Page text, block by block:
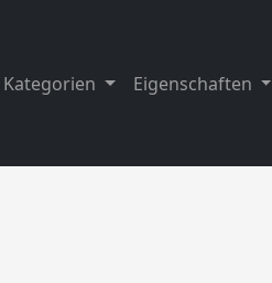
Kategorien Eigenschaften